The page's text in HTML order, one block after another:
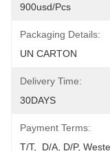
900usd/pcs
Packaging Details:
UN CARTON
Delivery Time:
30DAYS
Payment Terms:
T/T,  D/A, D/P,